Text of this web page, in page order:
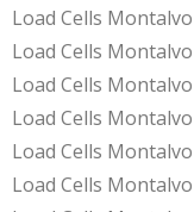
Load Cells
Load Cells
Load Cells
Load Cells
Load Cells
Load Cells